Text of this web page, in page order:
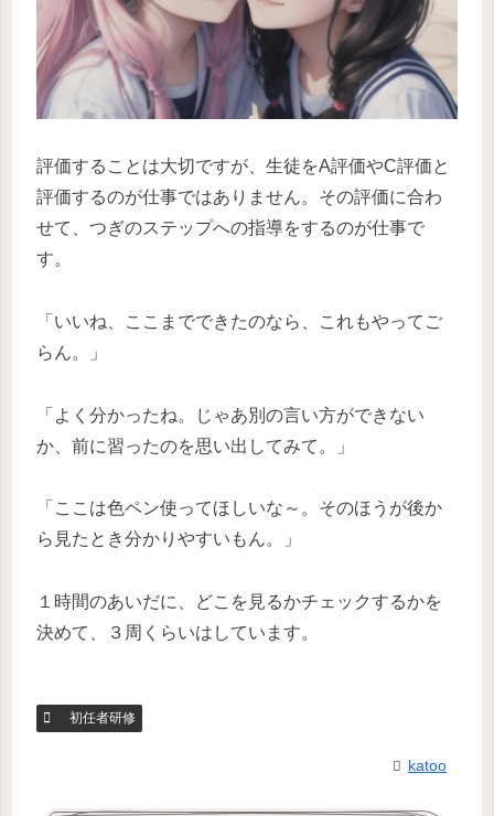
評価することは大切ですが、生徒をA評価やC評価と
評価するのが仕事ではありません。その評価に合わ
せて、つぎのステップへの指導をするのが仕事で
す。
「いいね、ここまでできたのなら、これもやってご
らん。」
「よく分かったね。じゃあ別の言い方ができない
か、前に習ったのを思い出してみて。」
「ここは色ペン使ってほしいな～。そのほうが後か
ら見たとき分かりやすいもん。」
１時間のあいだに、どこを見るかチェックするかを
決めて、３周くらいはしています。
初任者研修
katoo